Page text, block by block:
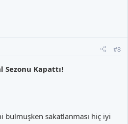
#8
Sezonu Kapattı!
bulmuşken sakatlanması hiç iyi